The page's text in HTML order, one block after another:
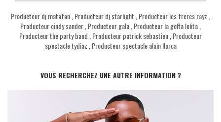
Producteur dj matafan Producteur dj starlight Producteur les freres rayz
Producteur cindy sander Producteur gala Producteur la goffa lolita
Producteur the party band Producteur patrick sebastien Producteur
spectacle tydiaz Producteur spectacle alain llorca
VOUS RECHERCHEZ UNE AUTRE INFORMATION ?